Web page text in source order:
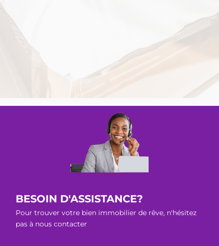
BESOIN D'ASSISTANCE?
Pour trouver votre bien immobilier de rêve, n'hésitez
pas à nous contacter